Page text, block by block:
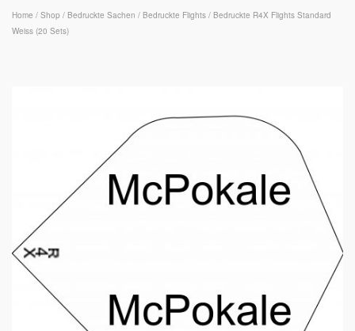
Home / Shop / Bedruckte Sachen / Bedruckte Flights / Bedruckte R4X Flights Standard
Weiss (20 Sets)